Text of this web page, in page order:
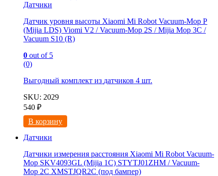
Датчики
Датчик уровня высоты Xiaomi Mi Robot Vacuum-Mop P
(Mijia LDS) Viomi V2 / Vacuum-Mop 2S / Mijia Mop 3C /
Vacuum S10 (R)
0 out of 5
(0)
Выгодный комплект из датчиков 4 шт.
SKU: 2029
540 ₽
В корзину
Датчики
Датчики измерения расстояния Xiaomi Mi Robot Vacuum-
Mop SKV4093GL (Mijia 1C) STYTJ01ZHM / Vacuum-
Mop 2C XMSTJQR2C (под бампер)